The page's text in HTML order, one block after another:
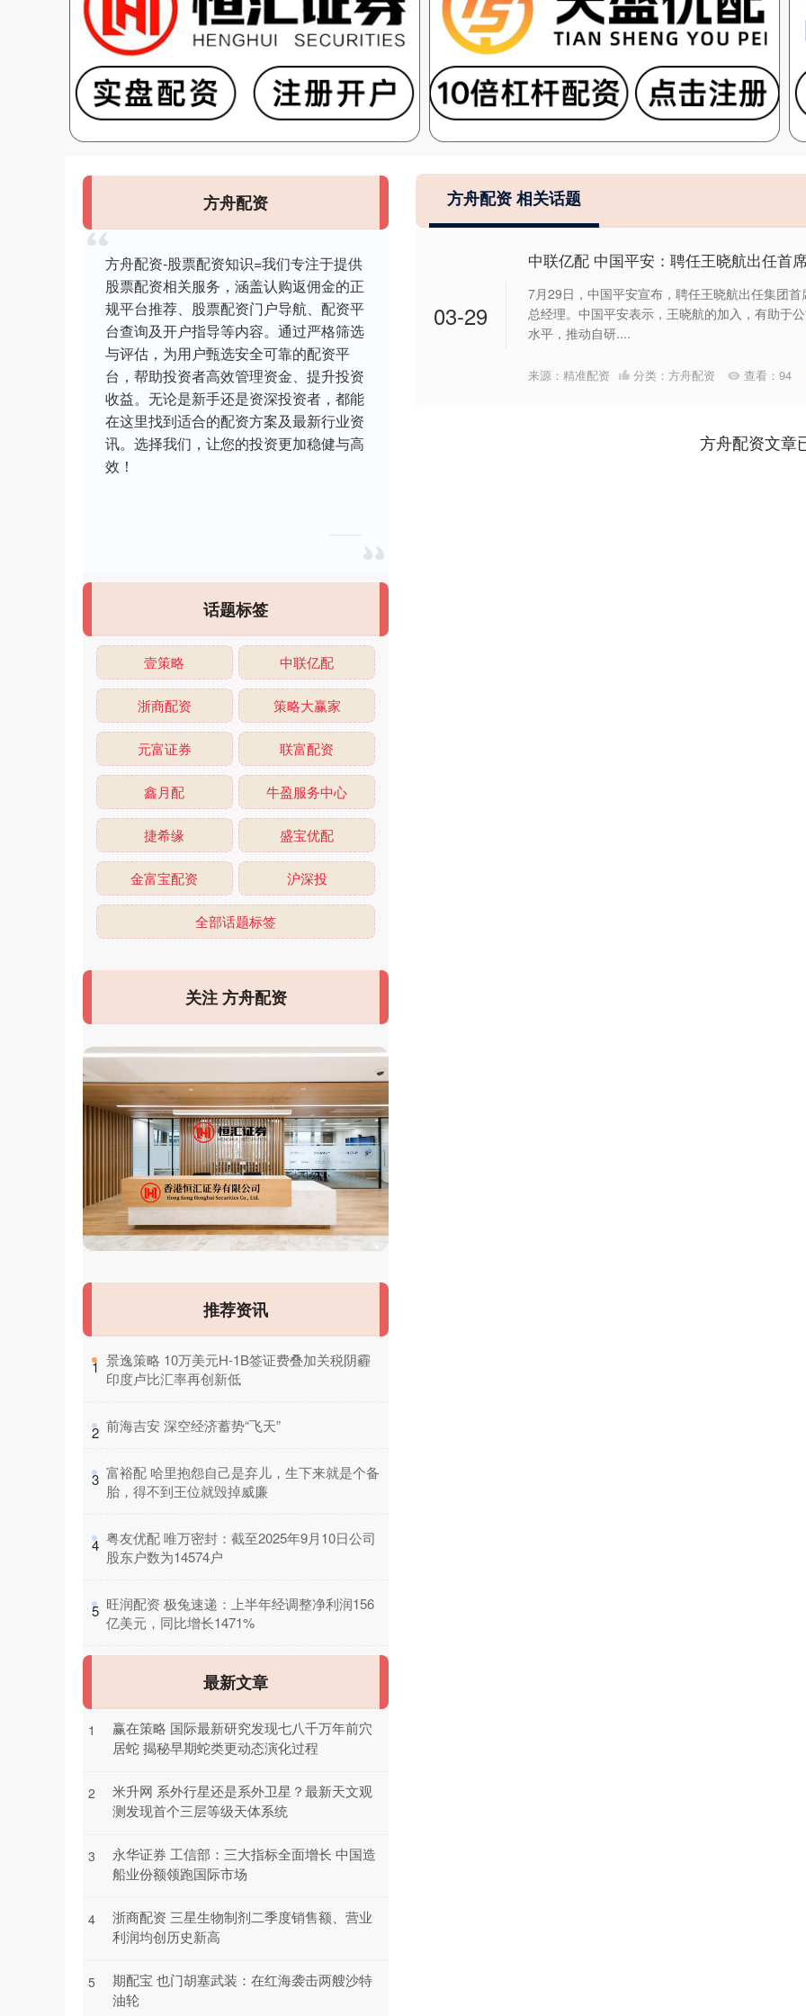
方舟配资 相关话题
03-29
中联亿配 中国平安：聘任王晓航出任首
7月29日，中国平安宣布，聘任王晓航出任集团
总经理。中国平安表示，王晓航的加入，有助于
水平，推动自研....
来源：精准配资 分类： 方舟配资 查看： 94
方舟配资文章
方舟配资
方舟配资-股票配资知识=我们专注于提供
股票配资相关服务，涵盖认购返佣金的正
规平台推荐、股票配资门户导航、配资平
台查询及开户指导等内容。通过严格筛选
与评估，为用户甄选安全可靠的配资平
台，帮助投资者高效管理资金、提升投资
收益。无论是新手还是资深投资者，都能
在这里找到适合的配资方案及最新行业资
讯。选择我们，让您的投资更加稳健与高
效！
话题标签
壹策略 中联亿配
浙商配资 策略大赢家
元富证券 联富配资
鑫月配 牛盈服务中心
捷希缘 盛宝优配
金富宝配资 沪深投
全部话题标签
关注 方舟配资
推荐资讯
1 ​景逸策略 10万美元H-1B签证费叠加关税阴霾
印度卢比汇率再创新低
2 ​前海吉安 深空经济蓄势“飞天”
3 ​富裕配 哈里抱怨自己是弃儿，生下来就是个备
胎，得不到王位就毁掉威廉
4 ​粤友优配 唯万密封：截至2025年9月10日公司
股东户数为14574户
5 ​旺润配资 极兔速递：上半年经调整净利润156
亿美元，同比增长1471%
最新文章
1
赢在策略 国际最新研究发现七八千万年前穴
居蛇 揭秘早期蛇类更动态演化过程
2
米升网 系外行星还是系外卫星？最新天文观
测发现首个三层等级天体系统
3
永华证券 工信部：三大指标全面增长 中国造
船业份额领跑国际市场
4
浙商配资 三星生物制剂二季度销售额、营业
利润均创历史新高
5
期配宝 也门胡塞武装：在红海袭击两艘沙特
油轮